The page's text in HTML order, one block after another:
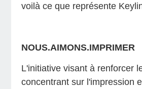
voilà ce que représente
NOUS.AIMONS.IMPRIMER
L'initiative visant à renforcer
concentrant sur l'impression